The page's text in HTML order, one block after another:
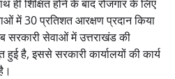
ही शिक्षित होने के बाद रोजगार के लिए
में 30 प्रतिशत आरक्षण प्रदान किया
सरकारी सेवाओं में उत्तराखंड की
है, इससे सरकारी कार्यालयों की कार्य